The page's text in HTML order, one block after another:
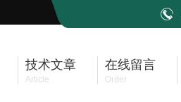
技术文章
Article
在线留言
Order